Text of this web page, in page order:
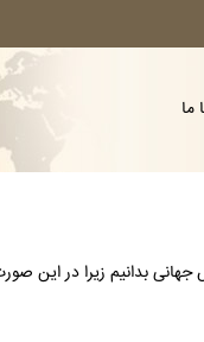
ما
بدانیم زیرا در این